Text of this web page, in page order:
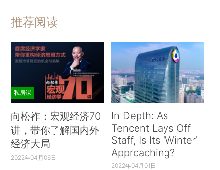
推荐阅读
私房课
向松祚：宏观经济70
讲，带你了解国内外
经济大局
2022年04月06日
In Depth: As
Tencent Lays Off
Staff, Is Its ‘Winter’
Approaching?
2022年04月01日